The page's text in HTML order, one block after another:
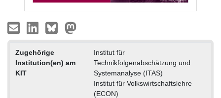
Zugehörige
Institution(en) am
KIT
Institut für
Technikfolgenabschätzung und
Systemanalyse (ITAS)
Institut für Volkswirtschaftslehre
(ECON)